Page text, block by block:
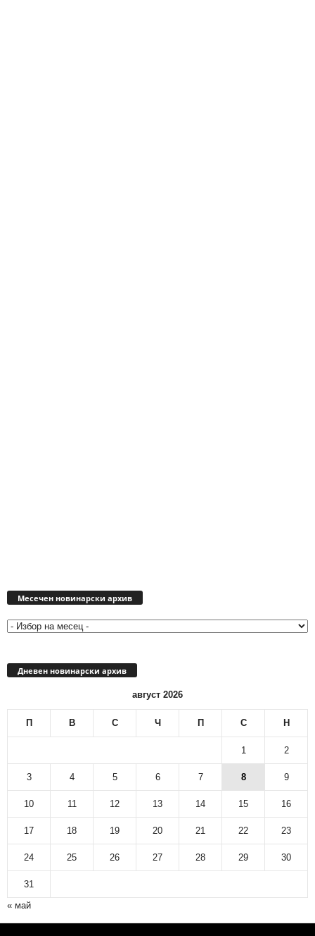
Месечен новинарски архив
Дневен новинарски архив
август 2026
П В С Ч П С Н
1 2
3 4 5 6 7 8 9
10 11 12 13 14 15 16
17 18 19 20 21 22 23
24 25 26 27 28 29 30
31
« май